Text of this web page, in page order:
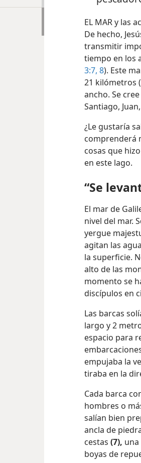
EL MAR y las
De hecho,
transmitir
tiempo en los
3:7, 8). Este
21 kilómetros
ancho. Se
Santiago,
¿Le gustaría
comprenderá
cosas que
“Se
El mar de
nivel del mar.
yergue
agitan las
la superficie.
alto de las
momento se
discípulos en
Las barcas
largo y 2
espacio para
empujaba la
tiraba en la
Cada barca
hombres o
salían bien
ancla de
cestas(7),una